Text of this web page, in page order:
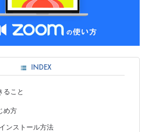
INDEX
ること
め方
ンストール方法